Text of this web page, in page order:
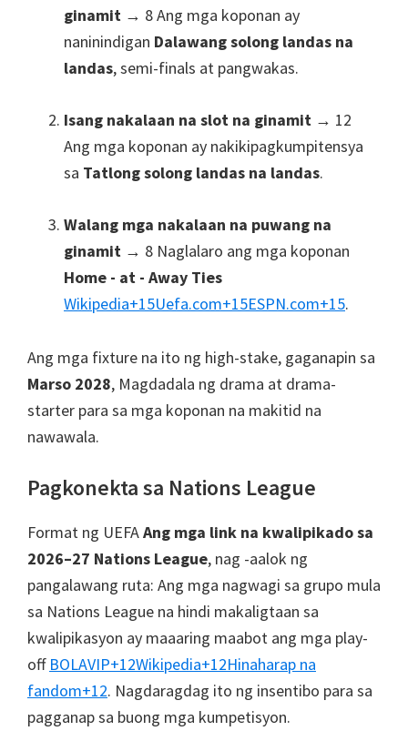
ginamit → 8 Ang mga koponan ay
naninindigan Dalawang solong landas na
landas, semi-finals at pangwakas.
Isang nakalaan na slot na ginamit → 12
Ang mga koponan ay nakikipagkumpitensya
sa Tatlong solong landas na landas.
Walang mga nakalaan na puwang na
ginamit → 8 Naglalaro ang mga koponan
Home - at - Away Ties
Wikipedia+15Uefa.com+15ESPN.com+15.
Ang mga fixture na ito ng high-stake, gaganapin sa
Marso 2028, Magdadala ng drama at drama-
starter para sa mga koponan na makitid na
nawawala.
Pagkonekta sa Nations League
Format ng UEFAAng mga link na kwalipikado sa
2026–27 Nations League, nag -aalok ng
pangalawang ruta: Ang mga nagwagi sa grupo mula
sa Nations League na hindi makaligtaan sa
kwalipikasyon ay maaaring maabot ang mga play-
off BOLAVIP+12Wikipedia+12Hinaharap na
fandom+12. Nagdaragdag ito ng insentibo para sa
pagganap sa buong mga kumpetisyon.